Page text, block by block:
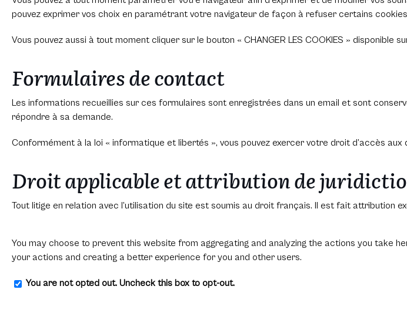
pouvez exprimer vos choix en paramétrant votre navigateur de façon à refuser certains
Vous pouvez aussi à tout moment cliquer sur le bouton « CHANGER LES COOKIES » disponible
Formulaires de contact
Les informations recueillies sur ces formulaires sont enregistrées dans un email et sont
répondre à sa demande.
Conformément à la loi « informatique et libertés », vous pouvez exercer votre droit d’accès
Droit applicable et attribution de
Tout litige en relation avec l’utilisation du site est soumis au droit français. Il est fait attribution
You may choose to prevent this website from aggregating and analyzing the actions you take
your actions and creating a better experience for you and other users.
You are not opted out. Uncheck this box to opt-out.